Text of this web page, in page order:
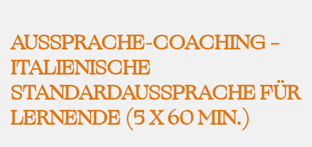
AUSSPRACHE-COACHING –
ITALIENISCHE
STANDARDAUSSPRACHE FÜR
LERNENDE (5 X 60 MIN.)